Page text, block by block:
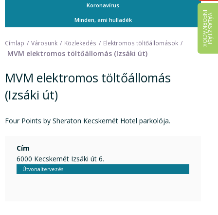
V
Á
L
A
S
Z
T
Á
S
I
IN
F
O
R
M
Á
C
I
Ó
K
Koronavírus
Minden, ami hulladék
Címlap Városunk Közlekedés Elektromos töltőállomások
MVM elektromos töltőállomás (Izsáki út)
MVM elektromos töltőállomás
(Izsáki út)
Four Points by Sheraton Kecskemét Hotel parkolója.
Cím
6000 Kecskemét Izsáki út 6.
Útvonaltervezés